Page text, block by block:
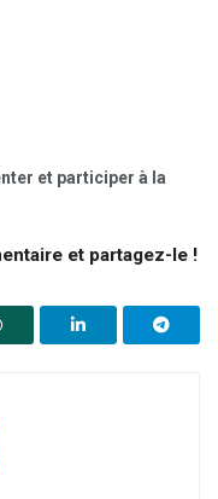
et participer à la
et partagez-le !